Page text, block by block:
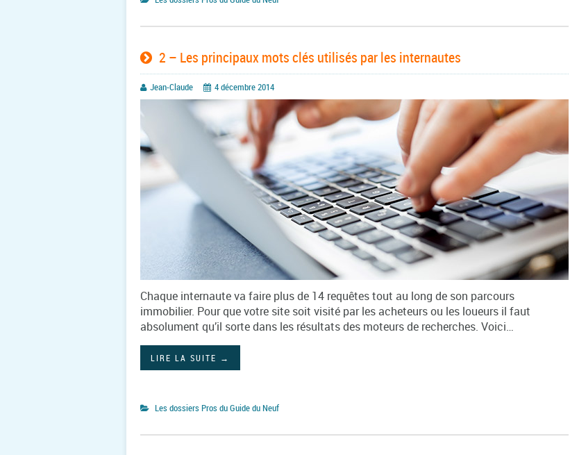
2 – Les principaux mots clés utilisés par les internautes
Jean-Claude 4 décembre 2014
Chaque internaute va faire plus de 14 requêtes tout au long de son parcours
immobilier. Pour que votre site soit visité par les acheteurs ou les loueurs il faut
absolument qu’il sorte dans les résultats des moteurs de recherches. Voici…
LIRE LA SUITE →
Les dossiers Pros du Guide du Neuf